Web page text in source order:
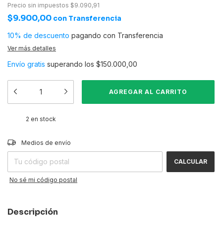
Precio sin impuestos $9.090,91
$9.900,00 con Transferencia
10% de descuento pagando con Transferencia
Ver más detalles
Envío gratis superando los $150.000,00
2 en stock
Entregas para el CP:
Medios de envío
CALCULAR
No sé mi código postal
Descripción